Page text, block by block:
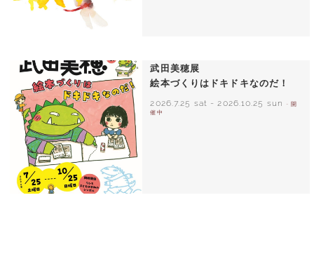
武田美穂展
絵本づくりはドキドキなのだ！
2026.7.25 sat -2026.10.25 sun
- 開
催中